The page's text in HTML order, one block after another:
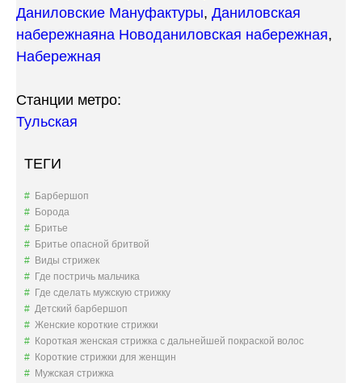
Даниловские Мануфактуры, Даниловская
набережнаяна Новоданиловская набережная,
Набережная
Станции метро:
Тульская
ТЕГИ
Барбершоп
Борода
Бритье
Бритье опасной бритвой
Виды стрижек
Где постричь мальчика
Где сделать мужскую стрижку
Детский барбершоп
Женские короткие стрижки
Короткая женская стрижка с дальнейшей покраской волос
Короткие стрижки для женщин
Мужская стрижка